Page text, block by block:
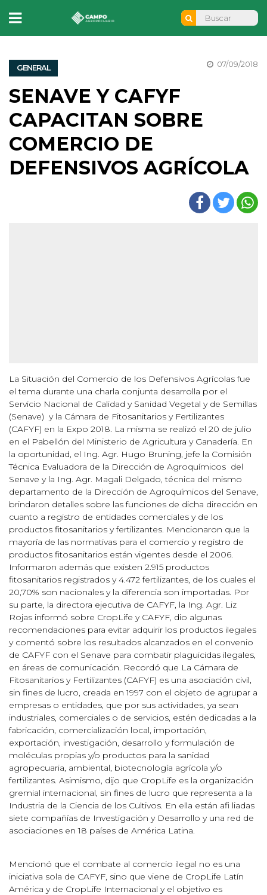
GENERAL 07/09/2018
SENAVE Y CAFYF
CAPACITAN SOBRE
COMERCIO DE
DEFENSIVOS AGRÍCOLA
La Situación del Comercio de los Defensivos Agrícolas fue
el tema durante una charla conjunta desarrolla por el
Servicio Nacional de Calidad y Sanidad Vegetal y de Semillas
(Senave) y la Cámara de Fitosanitarios y Fertilizantes
(CAFYF) en la Expo 2018. La misma se realizó el 20 de julio
en el Pabellón del Ministerio de Agricultura y Ganadería. En
la oportunidad, el Ing. Agr. Hugo Bruning, jefe la Comisión
Técnica Evaluadora de la Dirección de Agroquímicos del
Senave y la Ing. Agr. Magali Delgado, técnica del mismo
departamento de la Dirección de Agroquímicos del Senave,
brindaron detalles sobre las funciones de dicha dirección en
cuanto a registro de entidades comerciales y de los
productos fitosanitarios y fertilizantes. Mencionaron que la
mayoría de las normativas para el comercio y registro de
productos fitosanitarios están vigentes desde el 2006.
Informaron además que existen 2.915 productos
fitosanitarios registrados y 4.472 fertilizantes, de los cuales el
20,70% son nacionales y la diferencia son importadas. Por
su parte, la directora ejecutiva de CAFYF, la Ing. Agr. Liz
Rojas informó sobre CropLife y CAFYF, dio algunas
recomendaciones para evitar adquirir los productos ilegales
y comentó sobre los resultados alcanzados en el convenio
de CAFYF con el Senave para combatir plaguicidas ilegales,
en áreas de comunicación. Recordó que La Cámara de
Fitosanitarios y Fertilizantes (CAFYF) es una asociación civil,
sin fines de lucro, creada en 1997 con el objeto de agrupar a
empresas o entidades, que por sus actividades, ya sean
industriales, comerciales o de servicios, estén dedicadas a la
fabricación, comercialización local, importación,
exportación, investigación, desarrollo y formulación de
moléculas propias y/o productos para la sanidad
agropecuaria, ambiental, biotecnología agrícola y/o
fertilizantes. Asimismo, dijo que CropLife es la organización
gremial internacional, sin fines de lucro que representa a la
Industria de la Ciencia de los Cultivos. En ella están afi liadas
siete compañías de Investigación y Desarrollo y una red de
asociaciones en 18 países de América Latina.
Mencionó que el combate al comercio ilegal no es una
iniciativa sola de CAFYF, sino que viene de CropLife Latín
América y de CropLife Internacional y el objetivo es